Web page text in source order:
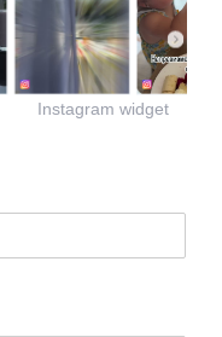
Instagram widget